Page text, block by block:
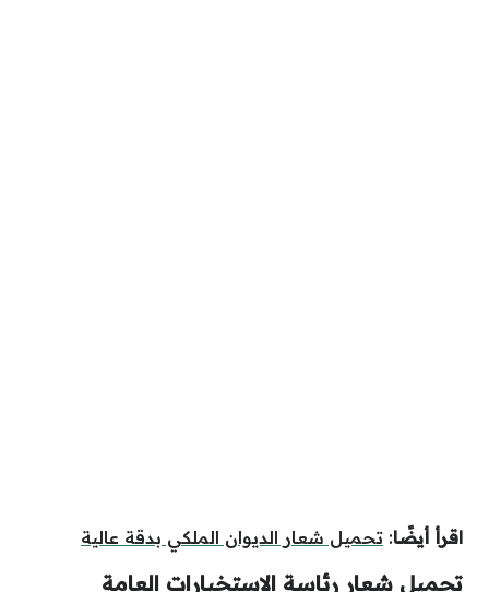
اقرأ أيضًا: تحميل شعار الديوان الملكي بدقة عالية
تحميل شعار رئاسة الاستخبارات العامة